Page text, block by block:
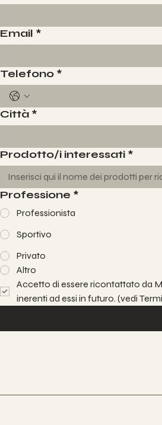
Email *
Telefono *
Città *
Prodotto/i interessati *
Professione *
Professionista
Sportivo
Privato
Altro
Accetto di essere ricontattato da
inerenti ad essi in futuro. (vedi